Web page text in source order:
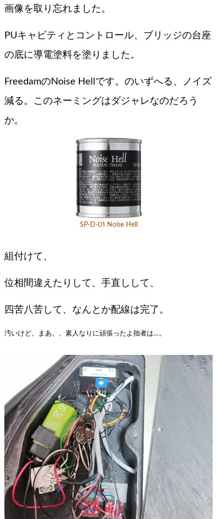
画像を取り忘れました。
PUキャビティとコントロール、ブリッジの台座
の底に導電塗料を塗りました。
FreedamのNoise Hellです。のいずへる、ノイズ
減る。このネーミングはダジャレなのだろう
か。
SP-D-01 Noise Hell
組付けて、
位相間違えたりして、手直しして、
四苦八苦して、なんとか配線は完了。
汚いけど、まあ、、素人なりに頑張ったよ拙者は…。